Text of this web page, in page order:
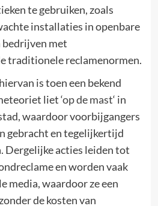
te gebruiken, zoals
installaties in openbare
met
traditionele reclamenormen.
is toen een bekend
liet ‘op de mast‘ in
waardoor voorbijgangers
gebracht en tegelijkertijd
Dergelijke acties leiden tot
en worden vaak
media, waardoor ze een
de kosten van